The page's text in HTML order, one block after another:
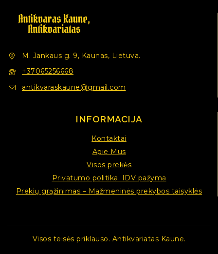
M. Jankaus g. 9, Kaunas, Lietuva.
+37065256668
antikvaraskaune@gmail.com
INFORMACIJA
Kontaktai
Apie Mus
Visos prekės
Privatumo politika. IDV pažyma
Prekių grąžinimas – Mažmeninės prekybos taisyklės
Visos teisės priklauso. Antikvariatas Kaune.